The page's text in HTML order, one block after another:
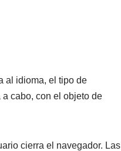
al idioma, el tipo de
cabo, con el objeto de
cierra el navegador. Las